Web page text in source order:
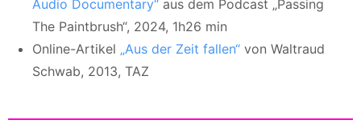
Audio Documentary“ aus dem Podcast „Passing
The Paintbrush“, 2024, 1h26 min
Online-Artikel „Aus der Zeit fallen“ von Waltraud
Schwab, 2013, TAZ